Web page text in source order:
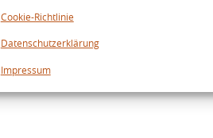
Cookie-Richtlinie
Datenschutzerklärung
Impressum